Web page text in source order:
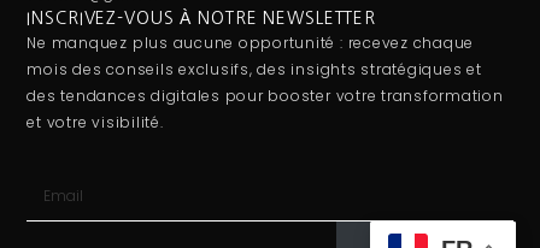
INSCRIVEZ-VOUS À NOTRE NEWSLETTER
Ne manquez plus aucune opportunité : recevez chaque
mois des conseils exclusifs, des insights stratégiques et
des tendances digitales pour booster votre transformation
et votre visibilité.